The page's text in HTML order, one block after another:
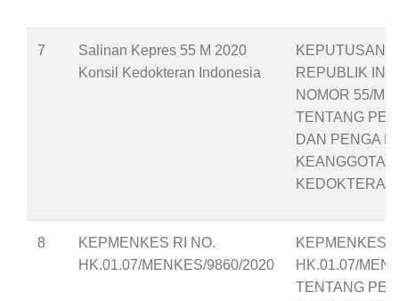
7
Salinan Kepres 55 M 2020
Konsil Kedokteran Indonesia
KEPUTUSAN
REPUBLIK
NOMOR 55/M
TENTANG
DAN PENGA
8
KEPMENKES RI NO.
HK.01.07/MENKES/9860/2020
KEPMENKES
HK.01.07/
TENTANG